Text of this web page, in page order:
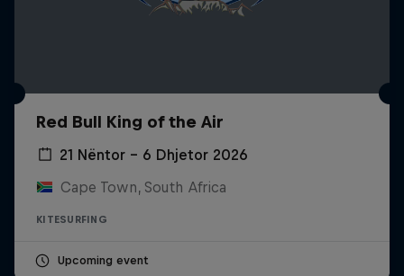
Red Bull King of the Air
21 Nëntor – 6 Dhjetor 2026
Cape Town, South Africa
KITESURFING
Upcoming event